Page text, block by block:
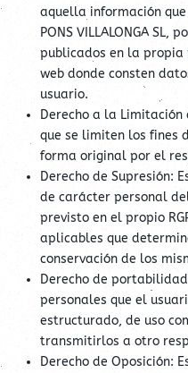
aquella información
PONS VILLALONGA
publicados en la propia
web donde consten
usuario.
Derecho a la
que se limiten los fines
forma original por el
Derecho de Supresión:
de carácter personal
previsto en el propio
aplicables que
conservación de los
Derecho de
personales que el
estructurado, de uso
transmitirlos a otro
Derecho de Oposición: